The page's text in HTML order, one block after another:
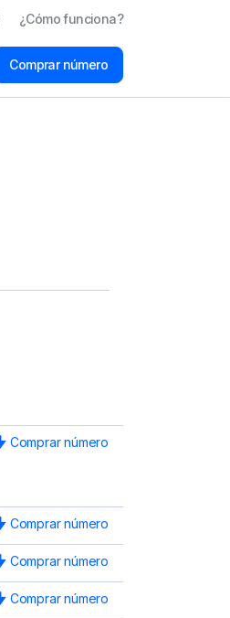
¿Cómo funciona?
Comprar número
Comprar número
Comprar número
Comprar número
Comprar número